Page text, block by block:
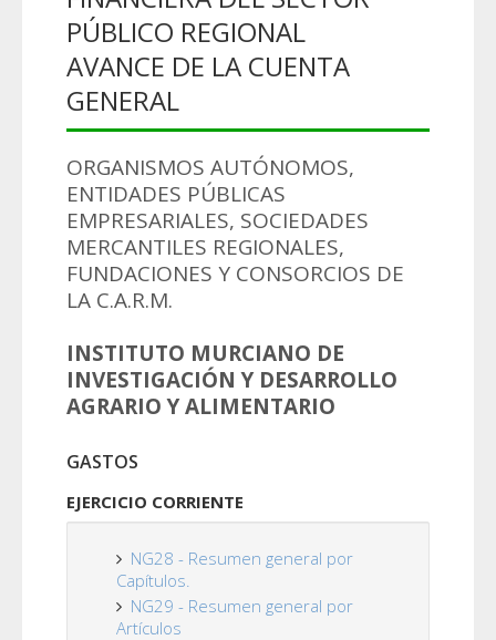
PÚBLICO REGIONAL
AVANCE DE LA CUENTA
GENERAL
ORGANISMOS AUTÓNOMOS,
ENTIDADES PÚBLICAS
EMPRESARIALES, SOCIEDADES
MERCANTILES REGIONALES,
FUNDACIONES Y CONSORCIOS DE
LA C.A.R.M.
INSTITUTO MURCIANO DE
INVESTIGACIÓN Y DESARROLLO
AGRARIO Y ALIMENTARIO
GASTOS
EJERCICIO CORRIENTE
NG28 - Resumen general por
Capítulos.
NG29 - Resumen general por
Artículos